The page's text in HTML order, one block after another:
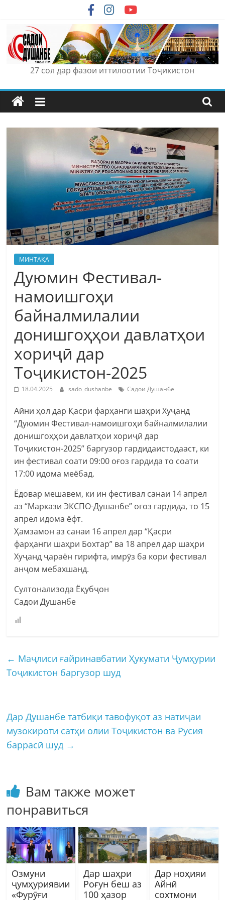
content
27 сол дар фазои иттилоотии Тоҷикистон
МИНТАҚА
Дуюмин Фестивал-
намоишгоҳи
байналмилалии
донишгоҳҳои давлатҳои
хориҷӣ дар
Тоҷикистон-2025
18.04.2025 sado_dushanbe Садои Душанбе
Айни ҳол дар Қасри фарҳанги шаҳри Хуҷанд
“Дуюмин Фестивал-намоишгоҳи байналмилалии
донишгоҳҳои давлатҳои хориҷӣ дар
Тоҷикистон-2025” баргузор гардидаистодааст, ки
ин фестивал соати 09:00 оғоз гардида то соати
17:00 идома меёбад.
Ёдовар мешавем, ки ин фестивал санаи 14 апрел
аз “Маркази ЭКСПО-Душанбе” оғоз гардида, то 15
апрел идома ёфт.
Ҳамзамон аз санаи 16 апрел дар “Қасри
фарҳанги шаҳри Бохтар” ва 18 апрел дар шаҳри
Хуҷанд ҷараён гирифта, имрӯз ба кори фестивал
анҷом мебахшанд.
Султонализода Ёқубҷон
Садои Душанбе
← Маҷлиси ғайринавбатии Ҳукумати Ҷумҳурии
Тоҷикистон баргузор шуд
Дар Душанбе татбиқи тавофуқот аз натиҷаи
музокироти сатҳи олии Тоҷикистон ва Русия
баррасӣ шуд →
Вам также может
понравиться
Озмуни
ҷумҳуриявии
«Фурӯғи
Дар шаҳри
Роғун беш аз
100 ҳазор
Дар ноҳияи
Айнӣ
сохтмони